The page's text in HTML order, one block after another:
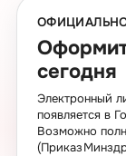
сегодня
Электронный
появляется в
Возможно
(Приказ